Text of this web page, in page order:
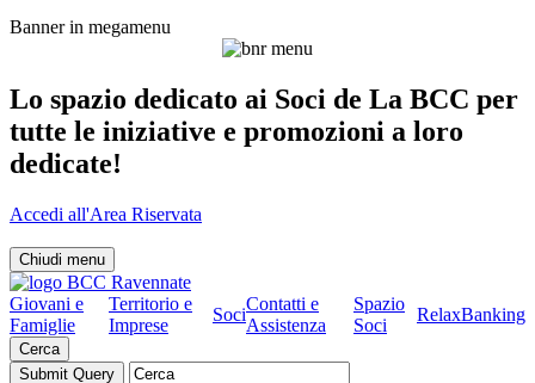
Banner in megamenu
Lo spazio dedicato ai Soci de La BCC per
tutte le iniziative e promozioni a loro
dedicate!
Accedi all'Area Riservata
Chiudi menu
Giovani e
Famiglie
Territorio e
Imprese
Soci
Contatti e
Assistenza
Spazio
Soci
RelaxBanking
Cerca